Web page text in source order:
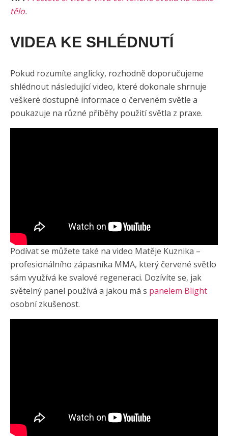
tělo.
VIDEA KE SHLÉDNUTÍ
Pokud rozumíte anglicky, rozhodně doporučujeme
shlédnout následující video, které dokonale shrnuje
veškeré dostupné informace o červeném světle a
poukazuje na různé příběhy použití světla z praxe.
Podívat se můžete také na video Matěje Kuznika –
profesionálního zápasníka MMA, který červené světlo
sám využívá ke svalové regeneraci. Dozívíte se, jak
světelný panel používá a jakou má s panelem Blight
osobní zkušenost.